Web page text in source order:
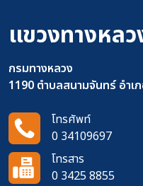
แขวงทางหล
กรมทางหลวง
1190 ตำบลสนามจันทร์ อำเ
โทรศัพท์
0 34109697
โทรสาร
0 3425 8855